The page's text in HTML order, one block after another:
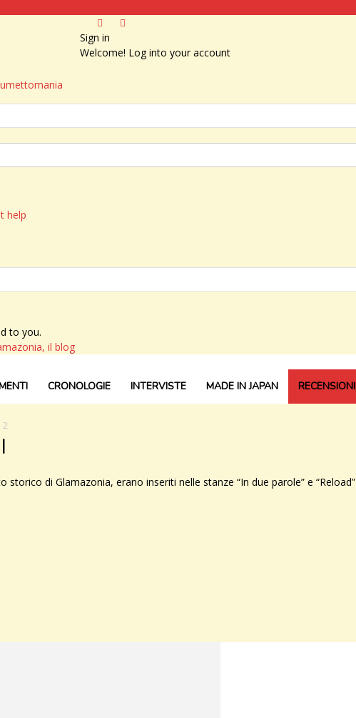
Sign in
Welcome! Log into your account
help
to you.
il blog
CRONOLOGIE INTERVISTE MADE IN JAPAN RECENSIONI
2
storico di Glamazonia, erano inseriti nelle stanze “In due parole” e “Reload”